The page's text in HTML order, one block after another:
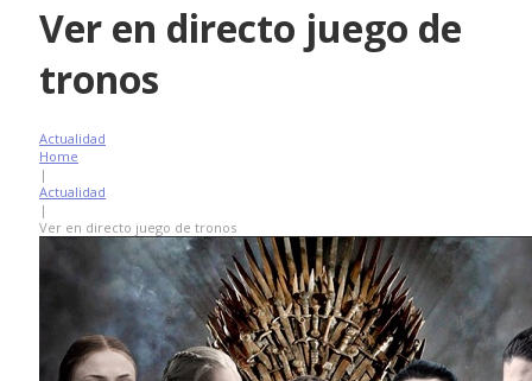
Ver en directo juego de
tronos
Actualidad
Home
|
Actualidad
|
Ver en directo juego de tronos